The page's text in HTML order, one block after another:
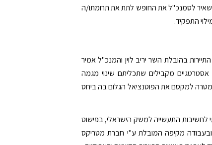
להשאיר לסמנכ"ל את החופש לתת את תרומתו/ה
התפקיד.
בהובלת השר יריב לוין והמנכ"ל אמיר
מקבילים שתכליתם שינוי מגמה
למקסם את הפוטנציאל הגלום בה ביחס
לחשיבות התעשייה למשק הישראלי, בפישוט
ובעבודה מקיפה המובלת ע"י חברת מטריקס